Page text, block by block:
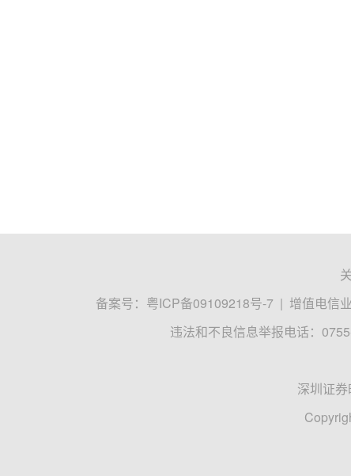
备案号： 粤ICP备09109218号-7 | 增值电信
违法和不良信息举报电话：
深圳证